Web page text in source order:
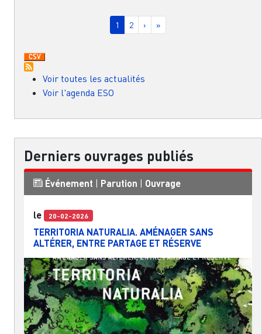
Page courante
1 Page
2 Page suivante
› Dernière page
»
Voir toutes les actualités
Voir l'agenda ESO
Derniers ouvrages publiés
Événement | Parution | Ouvrage
le 20-02-2026
TERRITORIA NATURALIA. AMÉNAGER SANS
ALTÉRER, ENTRE PARTAGE ET RÉSERVE